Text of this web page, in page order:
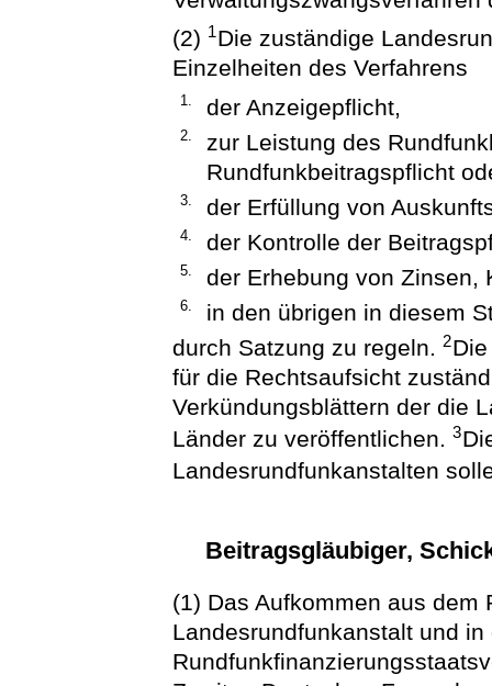
(2) 1Die zuständige
Einzelheiten des Verfahrens
1. der Anzeigepflicht,
2.
zur Leistung des
Rundfunkbeitragspflicht
3. der Erfüllung von
4. der Kontrolle der
5. der Erhebung von Zinsen,
6.
in den übrigen in diesem
durch Satzung zu regeln.2
für die Rechtsaufsicht
Verkündungsblättern der die
Länder zu veröffentlichen.3
Landesrundfunkanstalten
Beitragsgläubiger,
(1) Das Aufkommen aus dem
Landesrundfunkanstalt und in